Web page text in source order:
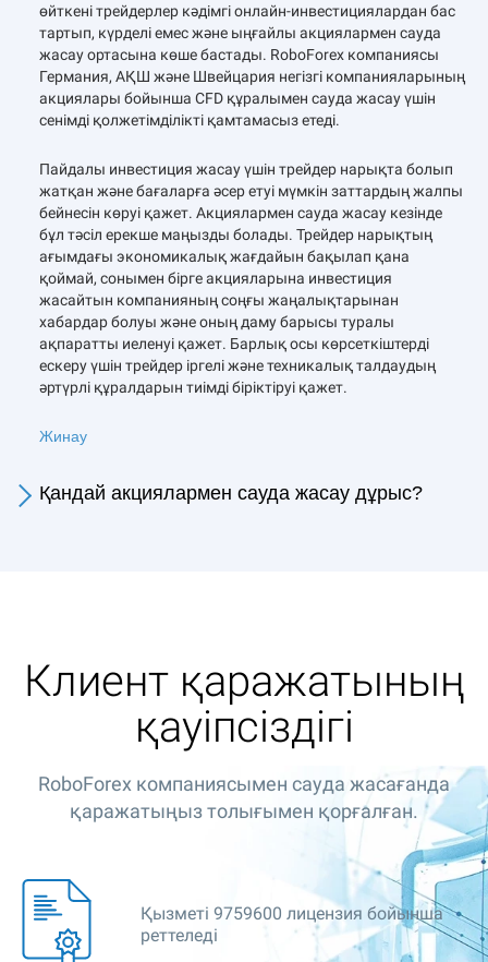
өйткені трейдерлер кәдімгі онлайн-инвестициялардан бас
тартып, күрделі емес және ыңғайлы акциялармен сауда
жасау ортасына көше бастады. RoboForex компаниясы
Германия, АҚШ және Швейцария негізгі компанияларының
акциялары бойынша CFD құралымен сауда жасау үшін
сенімді қолжетімділікті қамтамасыз етеді.
Пайдалы инвестиция жасау үшін трейдер нарықта болып
жатқан және бағаларға әсер етуі мүмкін заттардың жалпы
бейнесін көруі қажет. Акциялармен сауда жасау кезінде
бұл тәсіл ерекше маңызды болады. Трейдер нарықтың
ағымдағы экономикалық жағдайын бақылап қана
қоймай, сонымен бірге акцияларына инвестиция
жасайтын компанияның соңғы жаңалықтарынан
хабардар болуы және оның даму барысы туралы
ақпаратты иеленуі қажет. Барлық осы көрсеткіштерді
ескеру үшін трейдер іргелі және техникалық талдаудың
әртүрлі құралдарын тиімді біріктіруі қажет.
Жинау
Қандай акциялармен сауда жасау дұрыс?
Клиент қаражатының
қауіпсіздігі
RoboForex компаниясымен сауда жасағанда
қаражатыңыз толығымен қорғалған.
Қызметі 9759600 лицензия бойынша
реттеледі